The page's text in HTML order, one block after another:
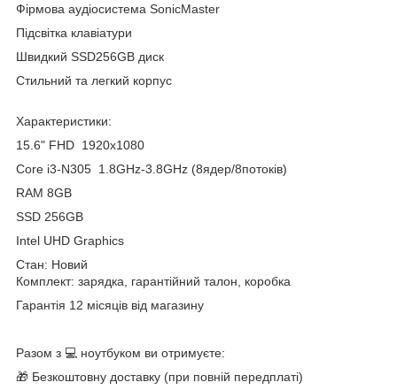
Фірмова аудіосистема SonicMaster
Підсвітка клавіатури
Швидкий SSD256GB диск
Стильний та легкий корпус
Характеристики:
15.6" FHD 1920x1080
Core i3-N305 1.8GHz-3.8GHz (8ядер/8потоків)
RAM 8GB
SSD 256GB
Intel UHD Graphics
Стан: Новий
Комплект: зарядка, гарантійний талон, коробка
Гарантія 12 місяців від магазину
Разом з 💻 ноутбуком ви отримуєте:
🎁 Безкоштовну доставку (при повній передплаті)